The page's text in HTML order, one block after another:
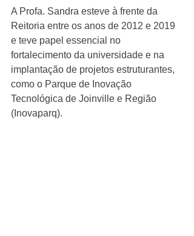
A Profa. Sandra esteve à frente da
Reitoria entre os anos de 2012 e 2019
e teve papel essencial no
fortalecimento da universidade e na
implantação de projetos estruturantes,
como o Parque de Inovação
Tecnológica de Joinville e Região
(Inovaparq).